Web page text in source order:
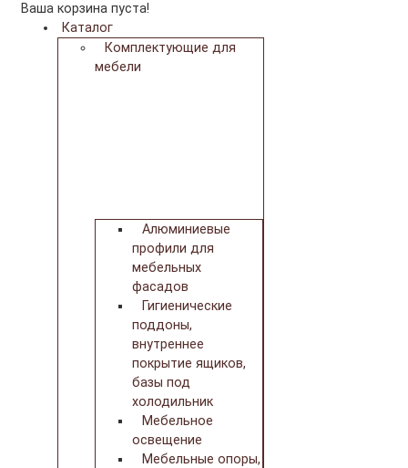
Ваша корзина пуста!
Каталог
Комплектующие для
мебели
Алюминиевые
профили для
мебельных
фасадов
Гигиенические
поддоны,
внутреннее
покрытие ящиков,
базы под
холодильник
Мебельное
освещение
Мебельные опоры,